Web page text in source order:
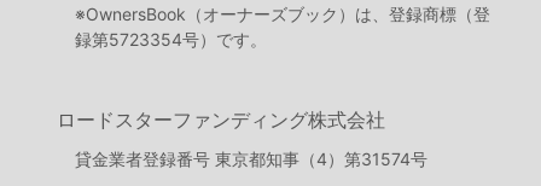
※OwnersBook（オーナーズブック）は、登録商標（登
録第5723354号）です。
ロードスターファンディング株式会社
貸金業者登録番号 東京都知事（4）第31574号